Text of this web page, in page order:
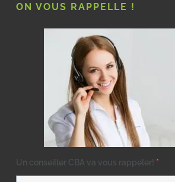
ON VOUS RAPPELLE !
Un conseiller CBA va vous rappeler! *